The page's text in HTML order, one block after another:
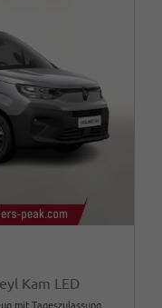
Kam LED
mit Tageszulassung